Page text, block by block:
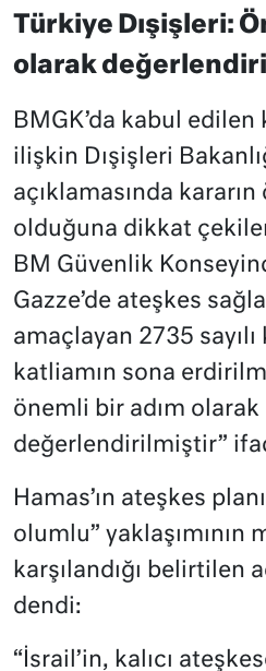
Türkiye Dışişleri:
olarak
BMGK’da kabul edilen
ilişkin Dışişleri
açıklamasında
olduğuna dikkat
BM Güvenlik
Gazze’de ateşkes
amaçlayan 2735 sayılı
katliamın sona
önemli bir adım olarak
değerlendirilmiştir”
Hamas’ın ateşkes
olumlu” yaklaşımının
karşılandığı belirtilen
dendi:
“İsrail’in, kalıcı